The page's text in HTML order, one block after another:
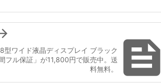

型ワイド液晶ディスプレイ ブラック
フル保証」が11,800円で販売中。送
料無料。